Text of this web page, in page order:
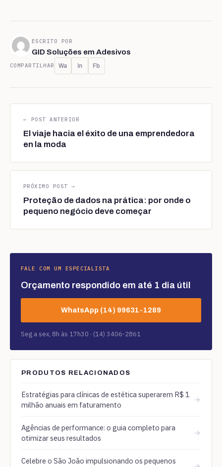
ESCRITO POR
GID Soluções em Adesivos
COMPARTILHAR Wa In Fb
← POST ANTERIOR
El viaje hacia el éxito de una emprendedora
en la moda
PRÓXIMO POST →
Proteção de dados na prática: por onde o
pequeno negócio deve começar
FALE COM UM ESPECIALISTA
Orçamento respondido em até 1 dia útil
WhatsApp (14) 99631-1289
Seg a sex, 8h às 17h30 · (14) 3406-2861
PRODUTOS RELACIONADOS
Estratégias para clínicas de estética superarem R$ 1
milhão anuais em faturamento
→
Agências de performance: o guia completo para
otimizar seus resultados
→
Celebre o São João impulsionando os pequenos